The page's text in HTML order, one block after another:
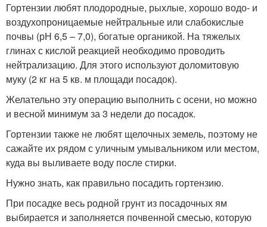
Гортензии любят плодородные, рыхлые, хорошо водо- и
воздухопроницаемые нейтральные или слабокислые
почвы (рН 6,5 – 7,0), богатые органикой. На тяжелых
глинах с кислой реакцией необходимо проводить
нейтрализацию. Для этого используют доломитовую
муку (2 кг на 5 кв. м площади посадок).
Желательно эту операцию выполнить с осени, но можно
и весной минимум за 3 недели до посадок.
Гортензии также не любят щелочных земель, поэтому не
сажайте их рядом с уличным умывальником или местом,
куда вы выливаете воду после стирки.
Нужно знать, как правильно посадить гортензию.
При посадке весь родной грунт из посадочных ям
выбирается и заполняется почвенной смесью, которую